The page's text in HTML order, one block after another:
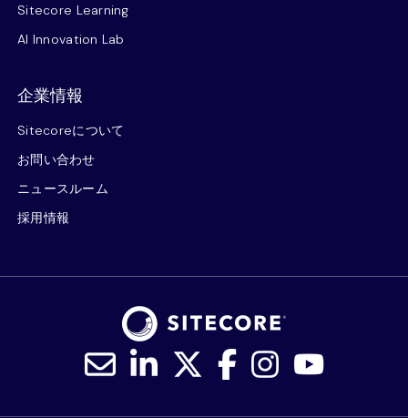
Sitecore Learning
AI Innovation Lab
企業情報
Sitecoreについて
お問い合わせ
ニュースルーム
採用情報